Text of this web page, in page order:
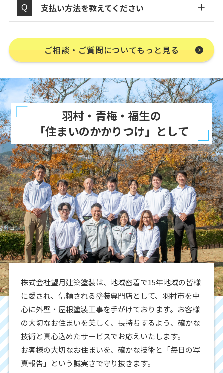
支払い方法を教えてください
ご相談・ご質問についてもっと見る
羽村・青梅・福生の
「住まいのかかりつけ」として
株式会社望月建築塗装は、地域密着で15年地域の皆様
に愛され、信頼される塗装専門店として、羽村市を中
心に外壁・屋根塗装工事を手がけております。お客様
の大切なお住まいを美しく、長持ちするよう、確かな
技術と真心込めたサービスでお応えいたします。
お客様の大切なお住まいを、確かな技術と「毎日の写
真報告」という誠実さで守り抜きます。